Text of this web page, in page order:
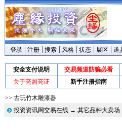
登录 注册 搜索 风格 状态 展区 道
安全支付说明 交易频道防骗必看
关于亮照亮证
新手注册指南
>> 古玩竹木雕漆器
投资资讯网交易在线→ 其它品种大卖场